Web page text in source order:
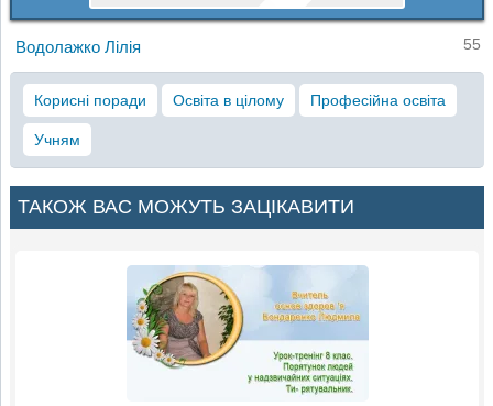
Водолажко Лілія 55
Корисні поради Освіта в цілому Професійна освіта
Учням
ТАКОЖ ВАС МОЖУТЬ ЗАЦІКАВИТИ